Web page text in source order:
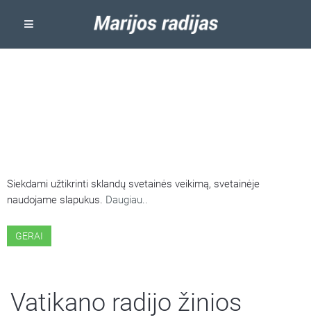
Siekdami užtikrinti sklandų svetainės veikimą, svetainėje
naudojame slapukus. Daugiau..
GERAI
Vatikano radijo žinios